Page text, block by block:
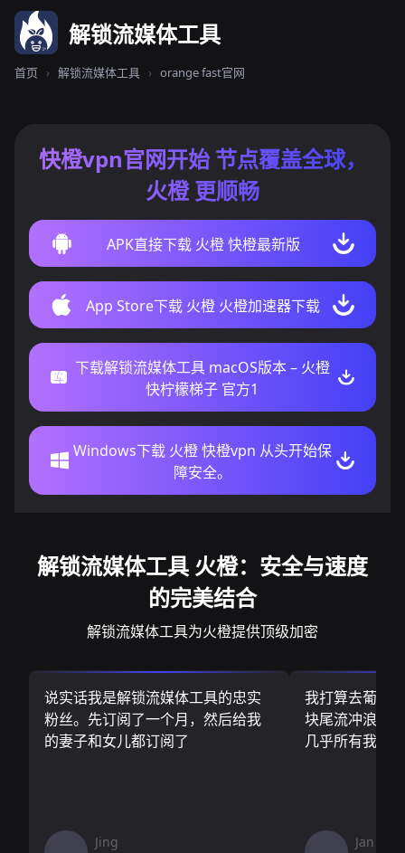
解锁流媒体工具
首页 › 解锁流媒体工具 › orange fast官网
快橙vpn官网开始 节点覆盖全球，
火橙 更顺畅
APK直接下载 火橙 快橙最新版
App Store下载 火橙 火橙加速器下载
下载解锁流媒体工具 macOS版本 – 火橙
快柠檬梯子 官方1
Windows下载 火橙 快橙vpn 从头开始保
障安全。
解锁流媒体工具 火橙：安全与速度
的完美结合
解锁流媒体工具为火橙提供顶级加密
说实话我是解锁流媒体工具的忠实
粉丝。先订阅了一个月，然后给我
的妻子和女儿都订阅了
Jing
我打算去葡萄
块尾流冲浪板
几乎所有我需
Jan V